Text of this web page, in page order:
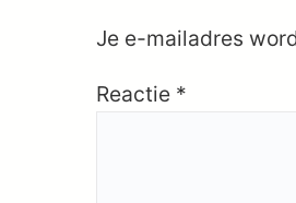
Je e-mailadres
Reactie *